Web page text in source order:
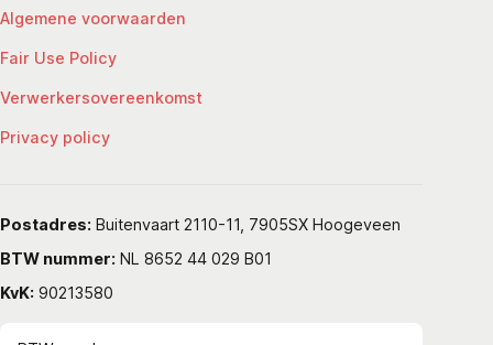
Algemene voorwaarden
Fair Use Policy
Verwerkersovereenkomst
Privacy policy
Postadres: Buitenvaart 2110-11, 7905SX Hoogeveen
BTW nummer: NL 8652 44 029 B01
KvK: 90213580